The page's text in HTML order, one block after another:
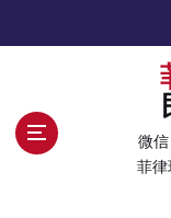
菲
微
菲